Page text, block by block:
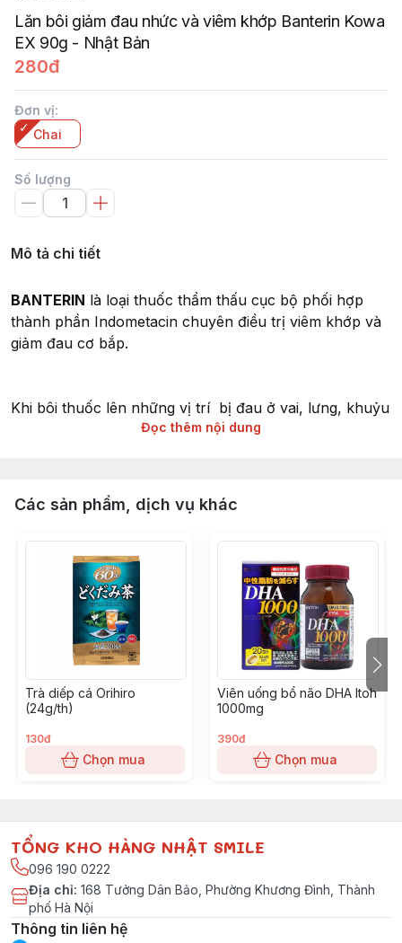
Lăn bôi giảm đau nhức và viêm khớp Banterin Kowa
EX 90g - Nhật Bản
280đ
Đơn vị:
Chai
Số lượng
Mô tả chi tiết
BANTERIN là loại thuốc thẩm thấu cục bộ phối hợp
thành phần Indometacin chuyên điều trị viêm khớp và
giảm đau cơ bắp.
Khi bôi thuốc lên những vị trí bị đau ở vai, lưng, khuỷu
tay, đầu gối, tay chân.v.v.., thành phần Indometacin
Ngoài ra, thuốc được chứa trong loại tuyt xếp tầng,
giúp bơm thuốc ra dễ dàng và dễ sử dụng đến hết.
Chú ‎ý khi sử dụng:
Sử dụng không theo hướng dẫn dễ làm trầm trọng
chứng bệnh, và hay xảy ra biến chứng.
- Người bị dị ứng với thành phần của thuốc.
- Người có tiền sử bệnh hen xuyễn.
Đọc thêm nội dung
Các sản phẩm, dịch vụ khác
Trà diếp cá Orihiro
(24g/th)
130đ
Chọn mua
Viên uống bổ não DHA Itoh
1000mg
390đ
Chọn mua
TỔNG KHO HÀNG NHẬT SMILE
096 190 0222
Địa chỉ: 168 Tưởng Dân Bảo, Phường Khương Đình, Thành
phố Hà Nội
Thông tin liên hệ